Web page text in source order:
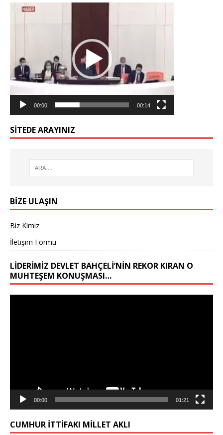
Video
00:00 00:14
SİTEDE ARAYINIZ
BİZE ULAŞIN
Biz Kimiz
İletişim Formu
LIDERIMIZ DEVLET BAHÇELİ’NIN REKOR KIRAN O
MUHTEŞEM KONUŞMASI…
00:00 01:21
CUMHUR İTTİFAKI MİLLET AKLI